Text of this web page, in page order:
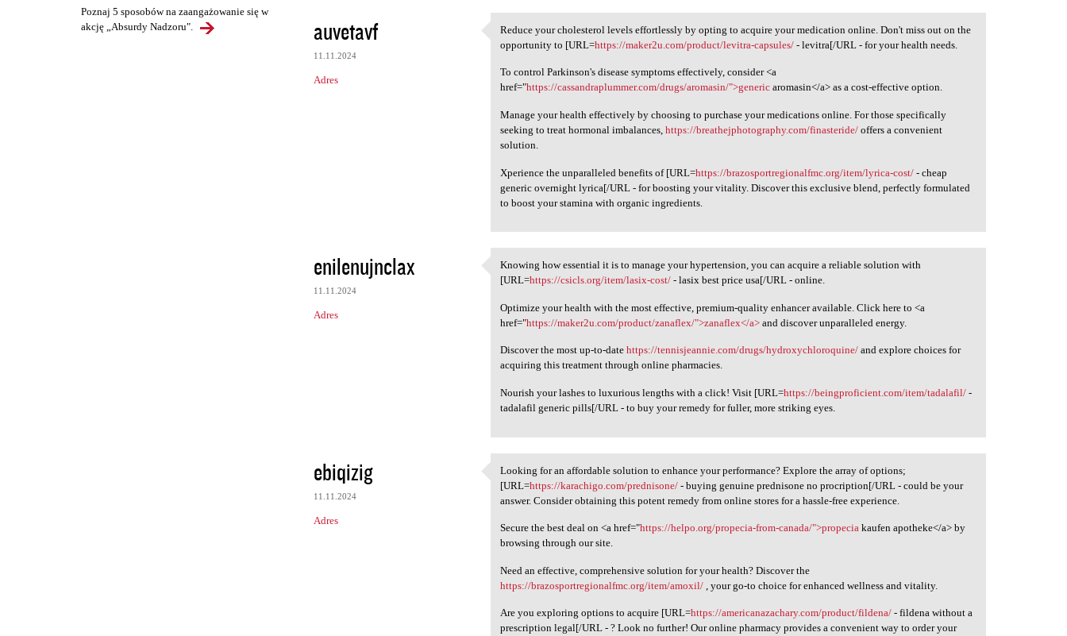
Poznaj 5 sposobów na zaangażowanie się w
akcję „Absurdy Nadzoru".
auvetavf
11.11.2024
Adres
Reduce your cholesterol
Reduce your cholesterol levels effortlessly by opting to acquire your medication online. Don't miss out on the
opportunity to [URL=https://maker2u.com/product/levitra-capsules/ - levitra[/URL - for your health needs.
To control Parkinson's disease symptoms effectively, consider <a
href="https://cassandraplummer.com/drugs/aromasin/">generic aromasin</a> as a cost-effective option.
Manage your health effectively by choosing to purchase your medications online. For those specifically
seeking to treat hormonal imbalances,https://breathejphotography.com/finasteride/ offers a convenient
solution.
Xperience the unparalleled benefits of [URL=https://brazosportregionalfmc.org/item/lyrica-cost/ - cheap
generic overnight lyrica[/URL - for boosting your vitality. Discover this exclusive blend, perfectly formulated
to boost your stamina with organic ingredients.
enilenujnclax
11.11.2024
Adres
Knowing how essential it is
Knowing how essential it is to manage your hypertension, you can acquire a reliable solution with
[URL=https://csicls.org/item/lasix-cost/ - lasix best price usa[/URL - online.
Optimize your health with the most effective, premium-quality enhancer available. Click here to <a
href="https://maker2u.com/product/zanaflex/">zanaflex</a> and discover unparalleled energy.
Discover the most up-to-datehttps://tennisjeannie.com/drugs/hydroxychloroquine/ and explore choices for
acquiring this treatment through online pharmacies.
Nourish your lashes to luxurious lengths with a click! Visit [URL=https://beingproficient.com/item/tadalafil/ -
tadalafil generic pills[/URL - to buy your remedy for fuller, more striking eyes.
ebiqizig
11.11.2024
Adres
Looking for an affordable
Looking for an affordable solution to enhance your performance? Explore the array of options;
[URL=https://karachigo.com/prednisone/ - buying genuine prednisone no procription[/URL - could be your
answer. Consider obtaining this potent remedy from online stores for a hassle-free experience.
Secure the best deal on <a href="https://helpo.org/propecia-from-canada/">propecia kaufen apotheke</a> by
browsing through our site.
Need an effective, comprehensive solution for your health? Discover the
https://brazosportregionalfmc.org/item/amoxil/ , your go-to choice for enhanced wellness and vitality.
Are you exploring options to acquire [URL=https://americanazachary.com/product/fildena/ - fildena without a
prescription legal[/URL - ? Look no further! Our online pharmacy provides a convenient way to order your